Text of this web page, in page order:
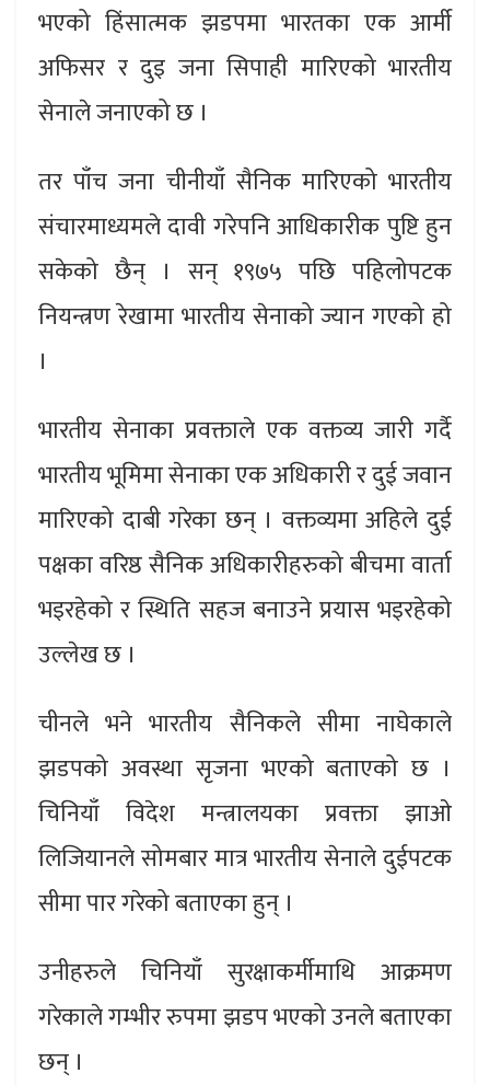
भएको हिंसात्मक झडपमा भारतका एक आर्मी
अफिसर र दुइ जना सिपाही मारिएको भारतीय
सेनाले जनाएको छ ।
तर पाँच जना चीनीयाँ सैनिक मारिएको भारतीय
संचारमाध्यमले दावी गरेपनि आधिकारीक पुष्टि हुन
सकेको छैन् । सन् १९७५ पछि पहिलोपटक
नियन्त्रण रेखामा भारतीय सेनाको ज्यान गएको हो
।
भारतीय सेनाका प्रवक्ताले एक वक्तव्य जारी गर्दै
भारतीय भूमिमा सेनाका एक अधिकारी र दुई जवान
मारिएको दाबी गरेका छन् । वक्तव्यमा अहिले दुई
पक्षका वरिष्ठ सैनिक अधिकारीहरुको बीचमा वार्ता
भइरहेको र स्थिति सहज बनाउने प्रयास भइरहेको
उल्लेख छ ।
चीनले भने भारतीय सैनिकले सीमा नाघेकाले
झडपको अवस्था सृजना भएको बताएको छ ।
चिनियाँ विदेश मन्त्रालयका प्रवक्ता झाओ
लिजियानले सोमबार मात्र भारतीय सेनाले दुईपटक
सीमा पार गरेको बताएका हुन् ।
उनीहरुले चिनियाँ सुरक्षाकर्मीमाथि आक्रमण
गरेकाले गम्भीर रुपमा झडप भएको उनले बताएका
छन् ।